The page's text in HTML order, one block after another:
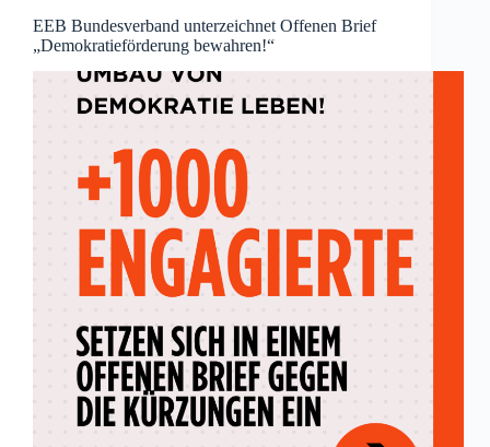
EEB Bundesverband unterzeichnet Offenen Brief
„Demokratieförderung bewahren!“